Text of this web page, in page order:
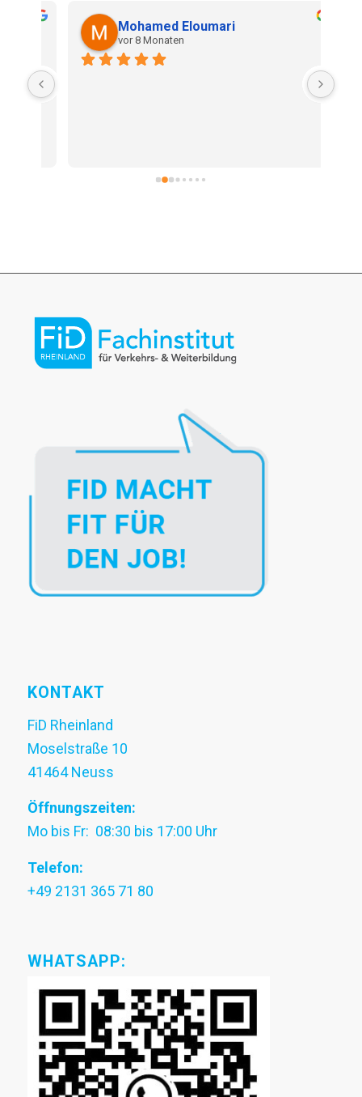
Mohamed Eloumari
vor 8 Monaten
KONTAKT
FiD Rheinland
Moselstraße 10
41464 Neuss
Öffnungszeiten:
Mo bis Fr: 08:30 bis 17:00 Uhr
Telefon:
+49 2131 365 71 80
WHATSAPP: